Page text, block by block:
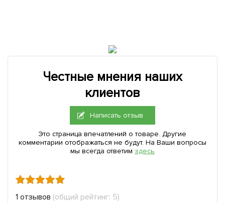
Честные мнения наших
клиентов
Написать отзыв
Это страница впечатлений о товаре. Другие
комментарии отображаться не будут. На Ваши вопросы
мы всегда ответим здесь
1 отзывов (общий рейтинг: 5)